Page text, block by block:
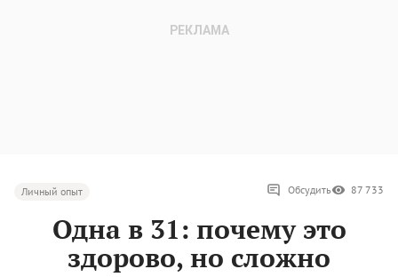
Личный опыт Обсудить 87 733
Одна в 31: почему это
здорово, но сложно